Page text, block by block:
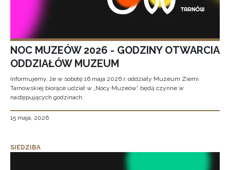
NOC MUZEÓW 2026 - GODZINY OTWARCIA
ODDZIAŁÓW MUZEUM
Informujemy, że w sobotę 16 maja 2026 r. oddziały Muzeum Ziemi
Tarnowskiej biorące udział w „Nocy Muzeów” będą czynne w
następujących godzinach:
15 maja, 2026
SIEDZIBA